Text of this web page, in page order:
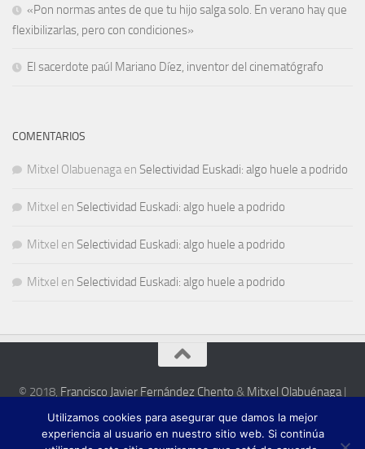
«Pon normas antes de que tu hijo salga solo. En verano hay que
flexibilizarlas, pero con condiciones»
El sacerdote paúl Mariano Díez, inventor del cinematógrafo
COMENTARIOS
Mitxel Olabuenaga en Selectividad Euskadi: algo huele a podrido
Mitxel en Selectividad Euskadi: algo huele a podrido
Mitxel en Selectividad Euskadi: algo huele a podrido
Mitxel en Selectividad Euskadi: algo huele a podrido
© 2018, Francisco Javier Fernández Chento & Mitxel Olabuénaga|
Esta web es una iniciativa privada de sus autores y no está relacionada con
Utilizamos cookies para asegurar que damos la mejor
experiencia al usuario en nuestro sitio web. Si continúa